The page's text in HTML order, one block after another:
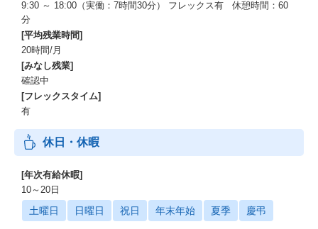
9:30 ～ 18:00（実働：7時間30分） フレックス有 休憩時間：60
分
[平均残業時間]
20時間/月
[みなし残業]
確認中
[フレックスタイム]
有
休日・休暇
[年次有給休暇]
10～20日
土曜日 日曜日 祝日 年末年始 夏季 慶弔